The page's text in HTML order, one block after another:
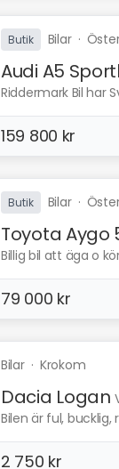
Butik Bilar·
Audi A5
Riddermark Bil har
159 800 kr
Butik Bilar·
Toyota Aygo
Billig bil att äga o
79 000 kr
Bilar· Krokom
Dacia Logan
Bilen är ful,
2 750 kr